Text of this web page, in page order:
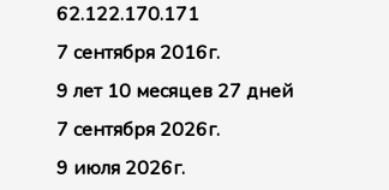
62.122.170.171
7 сентября 2016г.
9 лет 10 месяцев 27 дней
7 сентября 2026г.
9 июля 2026г.